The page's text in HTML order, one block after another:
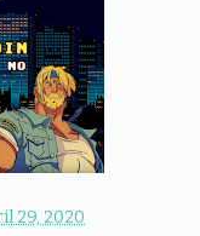
29, 2020